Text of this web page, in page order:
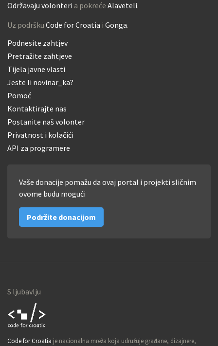
Održavaju volonteri a pokreće Alaveteli.
Uz podršku Code for Croatia i Gonga.
Podnesite zahtjev
Pretražite zahtjeve
Tijela javne vlasti
Jeste li novinar_ka?
Pomoć
Kontaktirajte nas
Postanite naš volonter
Privatnost i kolačići
API za programere
Vaše donacije pomažu da ovaj portal i projekti sličnim
ovome budu mogući
Podržite donacijom
S ljubavlju
Code for Croatia je nacionalna mreža koja udružuje građane, dizajnere,